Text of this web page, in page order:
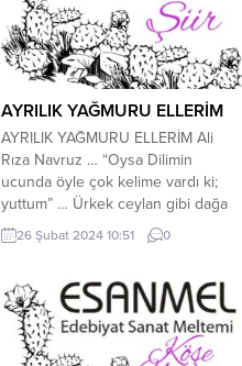
saçların cancağızım Şu utangaç
yüzüne ne...
AYRILIK YAĞMURU ELLERİM
AYRILIK YAĞMURU ELLERİM Ali
Rıza Navruz … “Oysa Dilimin
ucunda öyle çok kelime vardı ki;
yuttum” … Ürkek ceylan gibi dağa
yaslan gel, Bırak rüzgârına cilveni
gitsin. Usulca bir sese inan ki fitsin,
Erciyesli için hazdır bu nazın, Çeker
be Gülnihal, inan ki çeker....
26 Şubat 2024 10:51 0